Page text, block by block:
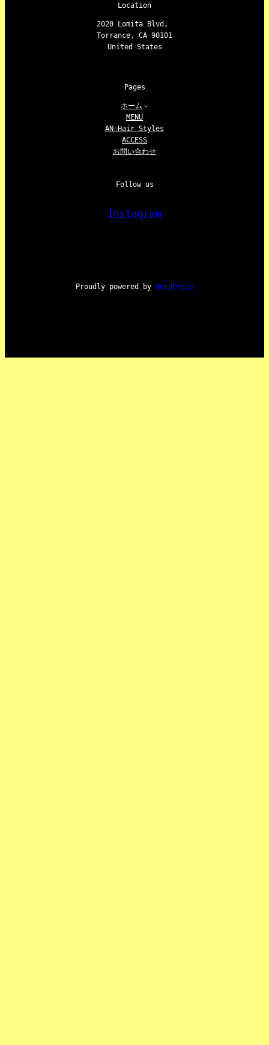
Location
2020 Lomita Blvd,
Torrance, CA 90101
United States
Pages
ホーム
MENU
AN☆Hair Styles
ACCESS
お問い合わせ
Follow us
Instagram
Proudly powered by WordPress